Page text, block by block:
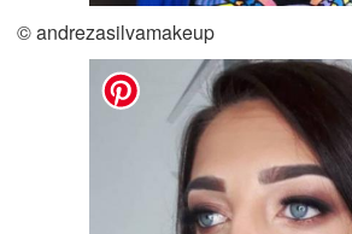
© andrezasilvamakeup